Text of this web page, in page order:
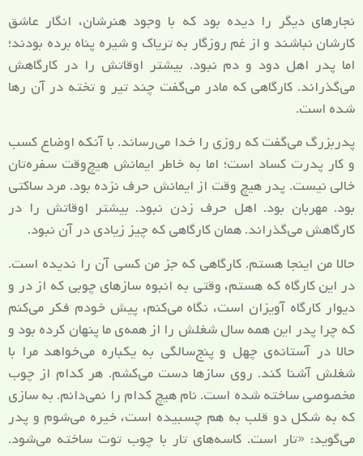
نجارهای دیگر را دیده بود که با وجود هنرشان، انگار عاشق
کارشان نباشند و از غم روزگار به تریاک و شیره پناه برده بودند؛
اما پدر اهل دود و دم نبود. بیشتر اوقاتش را در کارگاهش
می‌گذراند. کارگاهی که مادر می‌گفت چند تیر و تخته در آن رها
شده است.
پدربزرگ می‌گفت که روزی را خدا می‌رساند. با آنکه اوضاع کسب
و کار پدرت کساد است؛ اما به خاطر ایمانش هیچ‌وقت سفره‌تان
خالی نیست. پدر هیچ وقت از ایمانش حرف نزده بود. مرد ساکتی
بود. مهربان بود. اهل حرف زدن نبود. بیشتر اوقاتش را در
کارگاهش می‌گذراند. همان کارگاهی که چیز زیادی در آن نبود.
حالا من اینجا هستم. کارگاهی که جز من کسی آن را ندیده است.
در این کارگاه که هستم، وقتی به انبوه سازهای چوبی که از در و
دیوار کارگاه آویزان است، نگاه می‌کنم، پیش خودم فکر می‌کنم
که چرا پدر این همه سال شغلش را از همه‌ی ما پنهان کرده بود و
حالا در آستانه‌ی چهل و پنج‌سالگی به یکباره می‌خواهد مرا با
شغلش آشنا کند. روی سازها دست می‌کشم. هر کدام از چوب
مخصوصی ساخته شده است. نام هیچ کدام را نمی‌دانم. به سازی
که به شکل دو قلب به هم چسبیده است، خیره می‌شوم و پدر
می‌گوید: «تار است. کاسه‌های تار با چوب توت ساخته می‌شود.